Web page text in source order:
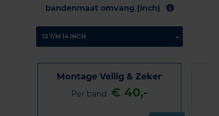
bandenmaat omvang (inch)
Montage Veilig & Zeker
Per band € 40,-